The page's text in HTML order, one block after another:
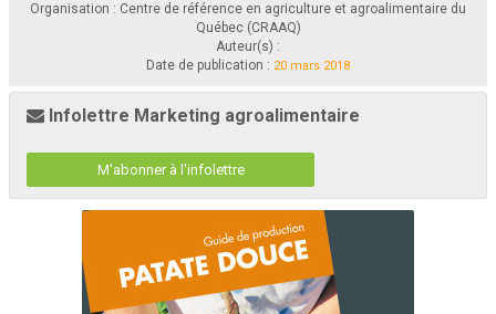
Organisation : Centre de référence en agriculture et agroalimentaire du
Québec (CRAAQ)
Auteur(s) :
Date de publication : 20 mars 2018
Infolettre Marketing agroalimentaire
M'abonner à l'infolettre